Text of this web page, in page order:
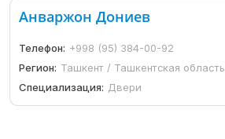
Анваржон Дониев
Телефон: +998 (95) 384-00-92
Регион: Ташкент / Ташкентская область
Специализация: Двери